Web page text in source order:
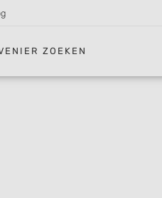
ZOEKEN